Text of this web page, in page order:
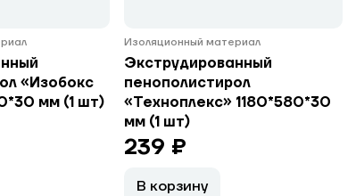
«Изобокс
мм (1 шт)
Изоляционный материал
Экструдированный
пенополистирол
«Техноплекс» 1180*580*30
мм (1 шт)
239 ₽
В корзину